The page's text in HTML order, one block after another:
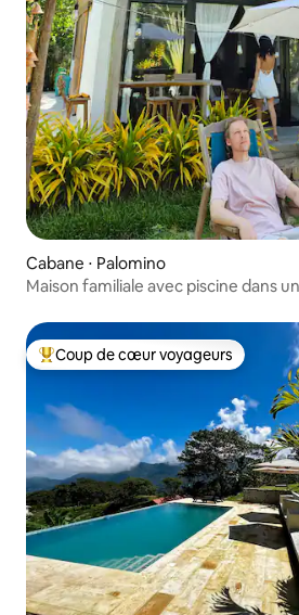
Cabane ⋅ Palomino
Maison familiale avec piscine dans
Coups de cœur voyageurs les plus
Coup de cœur voyageurs